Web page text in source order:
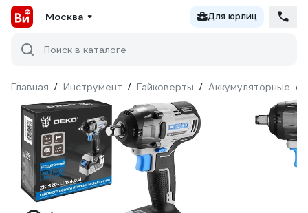
Москва Для юрлиц
Поиск в каталоге
Главная / Инструмент / Гайковерты / Аккумуляторные /